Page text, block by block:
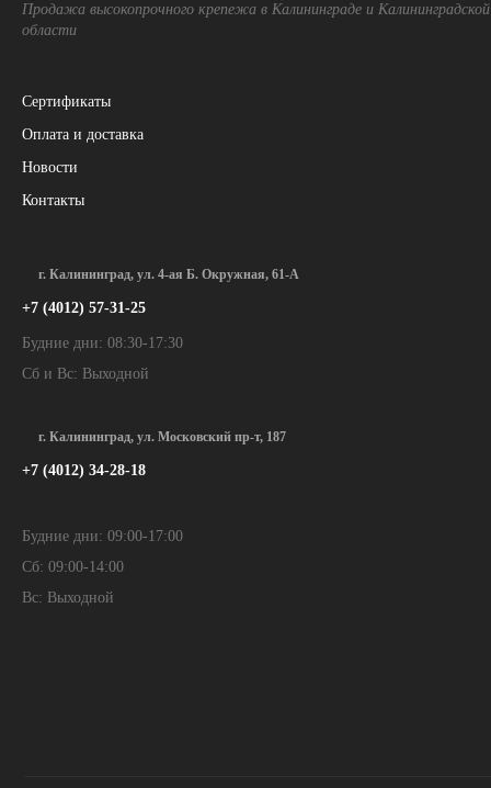
Продажа высокопрочного крепежа в Калининграде и Калининградской
области
Сертификаты
Оплата и доставка
Новости
Контакты
г. Калининград, ул. 4-ая Б. Окружная, 61-А
+7 (4012) 57-31-25
Будние дни: 08:30-17:30
Сб и Вс: Выходной
г. Калининград, ул. Московский пр-т, 187
+7 (4012) 34-28-18
Будние дни: 09:00-17:00
Сб: 09:00-14:00
Вс: Выходной